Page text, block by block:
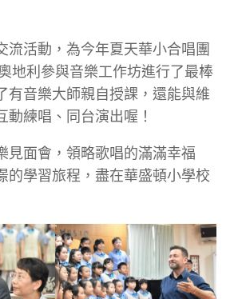
流活動，為今年夏天華小合唱團
地利參與音樂工作坊進行了最棒
有音樂大師親自授課，還能與維
動練唱、同台演出喔！
見面會，領略歌唱的滿滿幸福
的學習旅程，盡在華盛頓小學校